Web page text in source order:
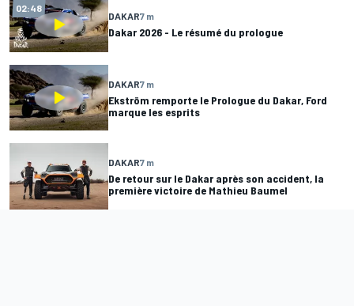
02:48
DAKAR7 m
Dakar 2026 - Le résumé du prologue
DAKAR7 m
Ekström remporte le Prologue du Dakar, Ford
marque les esprits
DAKAR7 m
De retour sur le Dakar après son accident, la
première victoire de Mathieu Baumel